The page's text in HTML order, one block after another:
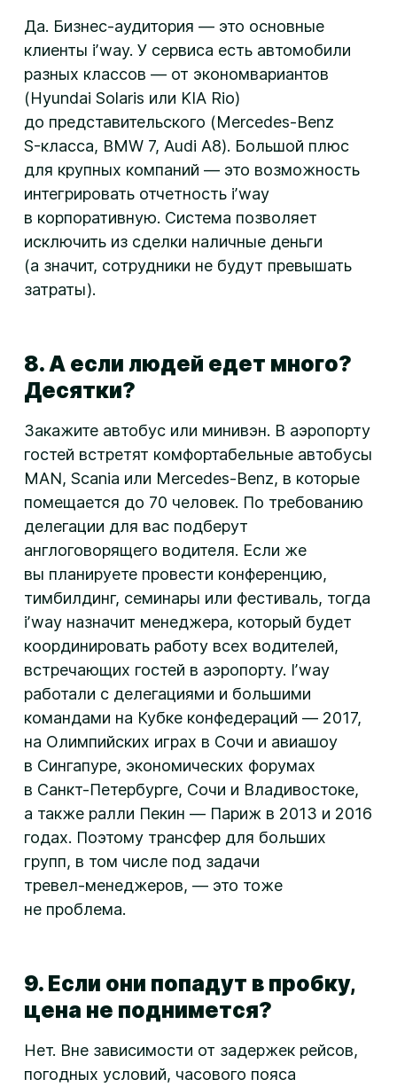
Да. Бизнес-аудитория — это основные
клиенты iʼway. У сервиса есть автомобили
разных классов — от экономвариантов
(Hyundai Solaris или KIA Rio)
до представительского (Mercedes-Benz
S-класса, BMW 7, Audi A8). Большой плюс
для крупных компаний — это возможность
интегрировать отчетность iʼway
в корпоративную. Система позволяет
исключить из сделки наличные деньги
(а значит, сотрудники не будут превышать
затраты).
8. А если людей едет много?
Десятки?
Закажите автобус или минивэн. В аэропорту
гостей встретят комфортабельные автобусы
MAN, Scania или Mercedes-Benz, в которые
помещается до 70 человек. По требованию
делегации для вас подберут
англоговорящего водителя. Если же
вы планируете провести конференцию,
тимбилдинг, семинары или фестиваль, тогда
iʼway назначит менеджера, который будет
координировать работу всех водителей,
встречающих гостей в аэропорту. Iʼway
работали с делегациями и большими
командами на Кубке конфедераций — 2017,
на Олимпийских играх в Сочи и авиашоу
в Сингапуре, экономических форумах
в Санкт-Петербурге, Сочи и Владивостоке,
а также ралли Пекин — Париж в 2013 и 2016
годах. Поэтому трансфер для больших
групп, в том числе под задачи
тревел-менеджеров, — это тоже
не проблема.
9. Если они попадут в пробку,
цена не поднимется?
Нет. Вне зависимости от задержек рейсов,
погодных условий, часового пояса